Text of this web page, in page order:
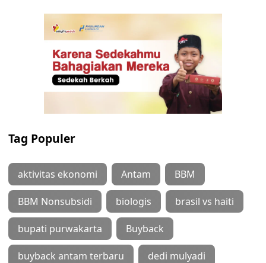
Tag Populer
aktivitas ekonomi Antam BBM
BBM Nonsubsidi biologis brasil vs haiti
bupati purwakarta Buyback
buyback antam terbaru dedi mulyadi